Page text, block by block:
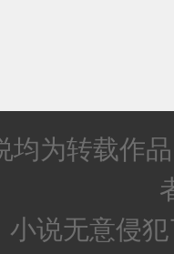
均为转载作
说无意侵